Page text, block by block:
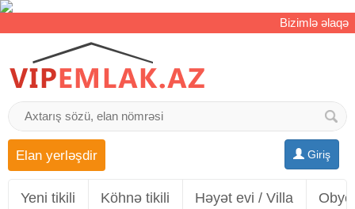
Bizimlə əlaqə
Giriş
Elan yerləşdir
Yeni tikili Köhnə tikili Həyət evi / Villa